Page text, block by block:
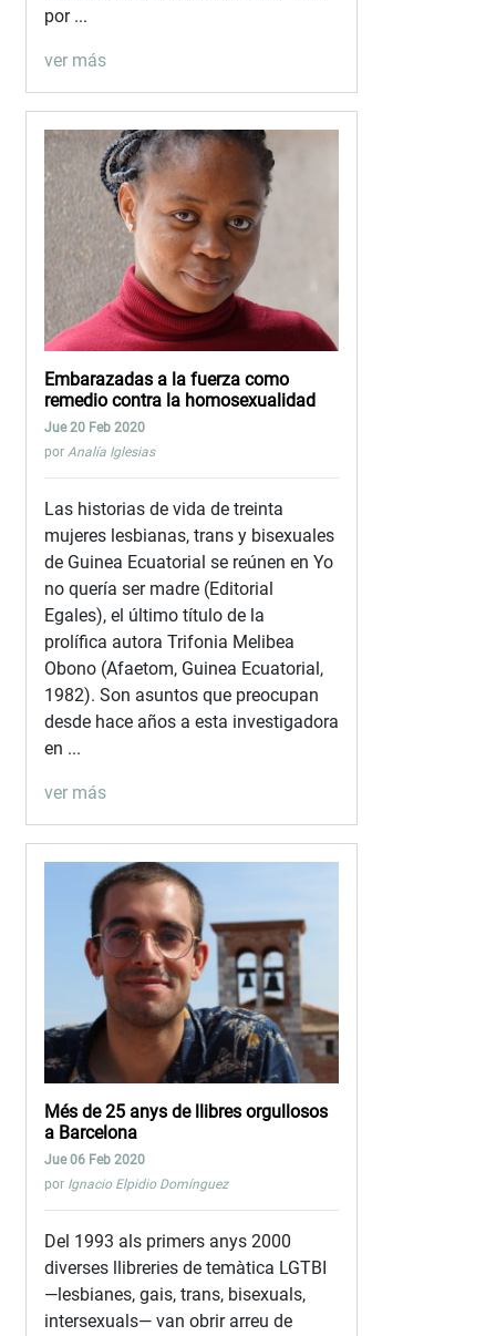
por ...
ver más
Embarazadas a la fuerza como
remedio contra la homosexualidad
Jue 20 Feb 2020
por Analía Iglesias
Las historias de vida de treinta
mujeres lesbianas, trans y bisexuales
de Guinea Ecuatorial se reúnen en Yo
no quería ser madre (Editorial
Egales), el último título de la
prolífica autora Trifonia Melibea
Obono (Afaetom, Guinea Ecuatorial,
1982). Son asuntos que preocupan
desde hace años a esta investigadora
en ...
ver más
Més de 25 anys de llibres orgullosos
a Barcelona
Jue 06 Feb 2020
por Ignacio Elpidio Domínguez
Del 1993 als primers anys 2000
diverses llibreries de temàtica LGTBI
—lesbianes, gais, trans, bisexuals,
intersexuals— van obrir arreu de